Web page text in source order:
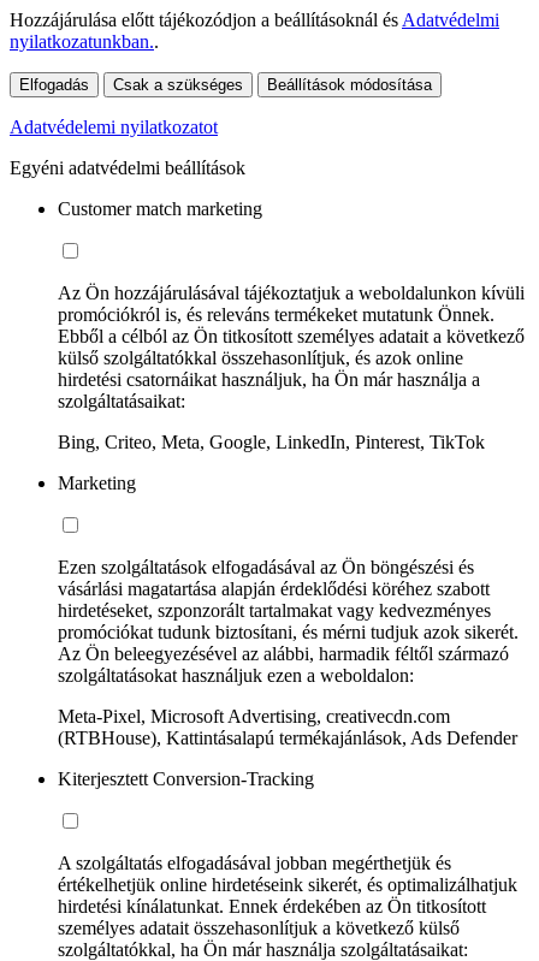
Hozzájárulása előtt tájékozódjon a beállításoknál és Adatvédelmi
nyilatkozatunkban..
Elfogadás Csak a szükséges Beállítások módosítása
Adatvédelemi nyilatkozatot
Egyéni adatvédelmi beállítások
Customer match marketing
Az Ön hozzájárulásával tájékoztatjuk a weboldalunkon kívüli
promóciókról is, és releváns termékeket mutatunk Önnek.
Ebből a célból az Ön titkosított személyes adatait a következő
külső szolgáltatókkal összehasonlítjuk, és azok online
hirdetési csatornáikat használjuk, ha Ön már használja a
szolgáltatásaikat:
Bing, Criteo, Meta, Google, LinkedIn, Pinterest, TikTok
Marketing
Ezen szolgáltatások elfogadásával az Ön böngészési és
vásárlási magatartása alapján érdeklődési köréhez szabott
hirdetéseket, szponzorált tartalmakat vagy kedvezményes
promóciókat tudunk biztosítani, és mérni tudjuk azok sikerét.
Az Ön beleegyezésével az alábbi, harmadik féltől származó
szolgáltatásokat használjuk ezen a weboldalon:
Meta-Pixel, Microsoft Advertising, creativecdn.com
(RTBHouse), Kattintásalapú termékajánlások, Ads Defender
Kiterjesztett Conversion-Tracking
A szolgáltatás elfogadásával jobban megérthetjük és
értékelhetjük online hirdetéseink sikerét, és optimalizálhatjuk
hirdetési kínálatunkat. Ennek érdekében az Ön titkosított
személyes adatait összehasonlítjuk a következő külső
szolgáltatókkal, ha Ön már használja szolgáltatásaikat: